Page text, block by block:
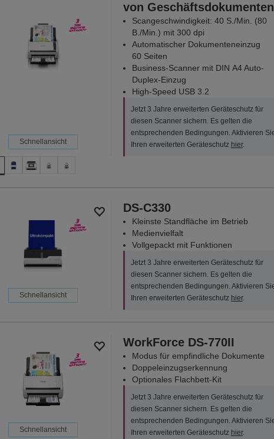
Schnellansicht
von Geschäftsdokumenten
Scangeschwindigkeit: 40 S./Min. (80
B./Min.) mit 300 dpi
Automatischer Dokumenteneinzug
60 Seiten
Business-Scanner mit DIN A4 Auto-
Duplex-Einzug
High-Speed USB 3.2
Jetzt 3 Jahre erweiterten Geräteschutz für
diesen Scanner sichern. Es gelten die
entsprechenden Bedingungen. Aktivieren
Ihren erweiterten Geräteschutz hier.
Schnellansicht
DS-C330
Kleinste Standfläche im Betrieb
Medienvielfalt
Vollgepackt mit Funktionen
Jetzt 3 Jahre erweiterten Geräteschutz für
diesen Scanner sichern. Es gelten die
entsprechenden Bedingungen. Aktivieren
Ihren erweiterten Geräteschutz hier.
Schnellansicht
WorkForce DS-770II
Modus für empfindliche Dokumente
Doppeleinzugserkennung
Optionales Flachbett-Kit
Jetzt 3 Jahre erweiterten Geräteschutz für
diesen Scanner sichern. Es gelten die
entsprechenden Bedingungen. Aktivieren
Ihren erweiterten Geräteschutz hier.